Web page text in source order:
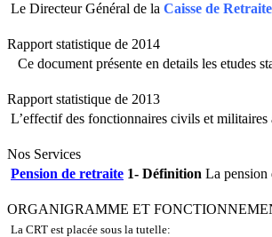
Le Directeur Général de la Caisse de
Rapport statistique de 2014
Ce document présente en details les etudes
Rapport statistique de 2013
L’effectif des fonctionnaires civils et militaires
Nos Services
Pension de retraite 1- Définition La pension
ORGANIGRAMME ET
La CRT est placée sous la tutelle: